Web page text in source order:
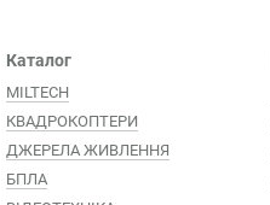
Каталог
MILTECH
КВАДРОКОПТЕРИ
ДЖЕРЕЛА ЖИВЛЕННЯ
БПЛА